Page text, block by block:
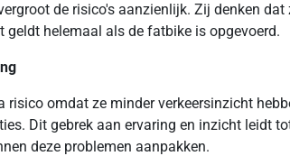
de risico's aanzienlijk. Zij denken
helemaal als de fatbike is opgevoerd.
risico omdat ze minder verkeersinzicht
Dit gebrek aan ervaring en inzicht leidt
deze problemen aanpakken.